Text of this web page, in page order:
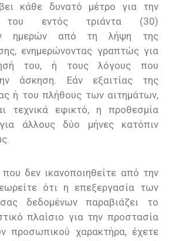
κάθε δυνατό μέτρο για την
του εντός τριάντα (30)
ημερών από τη λήψη της
ενημερώνοντας γραπτώς για
του, ή τους λόγους που
άσκηση. Eάν εξαιτίας της
ή του πλήθους των αιτημάτων,
τεχνικά εφικτό, η προθεσμία
για άλλους δύο μήνες κατόπιν
δεν ικανοποιηθείτε από την
ότι η επεξεργασία των
δεδομένων παραβιάζει το
πλαίσιο για την προστασία
προσωπικού χαρακτήρα, έχετε